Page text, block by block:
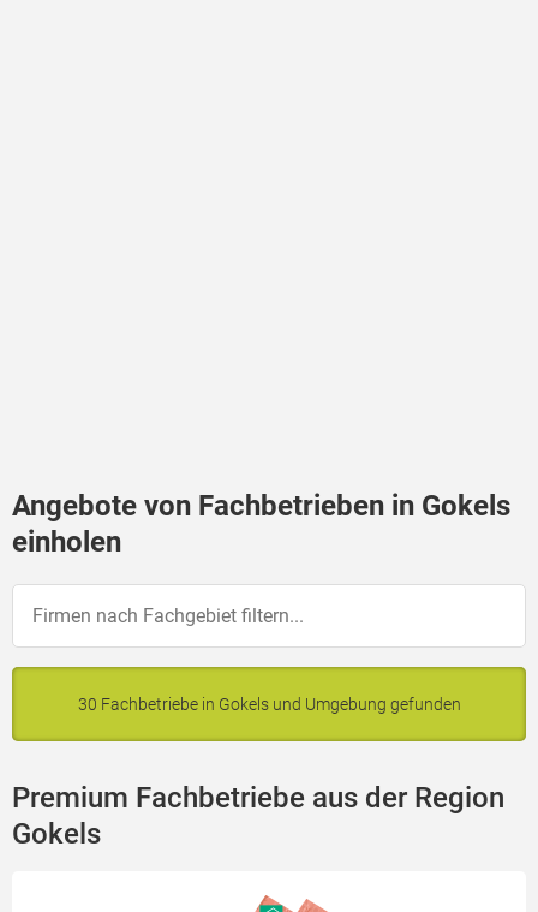
Angebote von Fachbetrieben in Gokels
einholen
30 Fachbetriebe in Gokels und Umgebung gefunden
Premium Fachbetriebe aus der Region
Gokels